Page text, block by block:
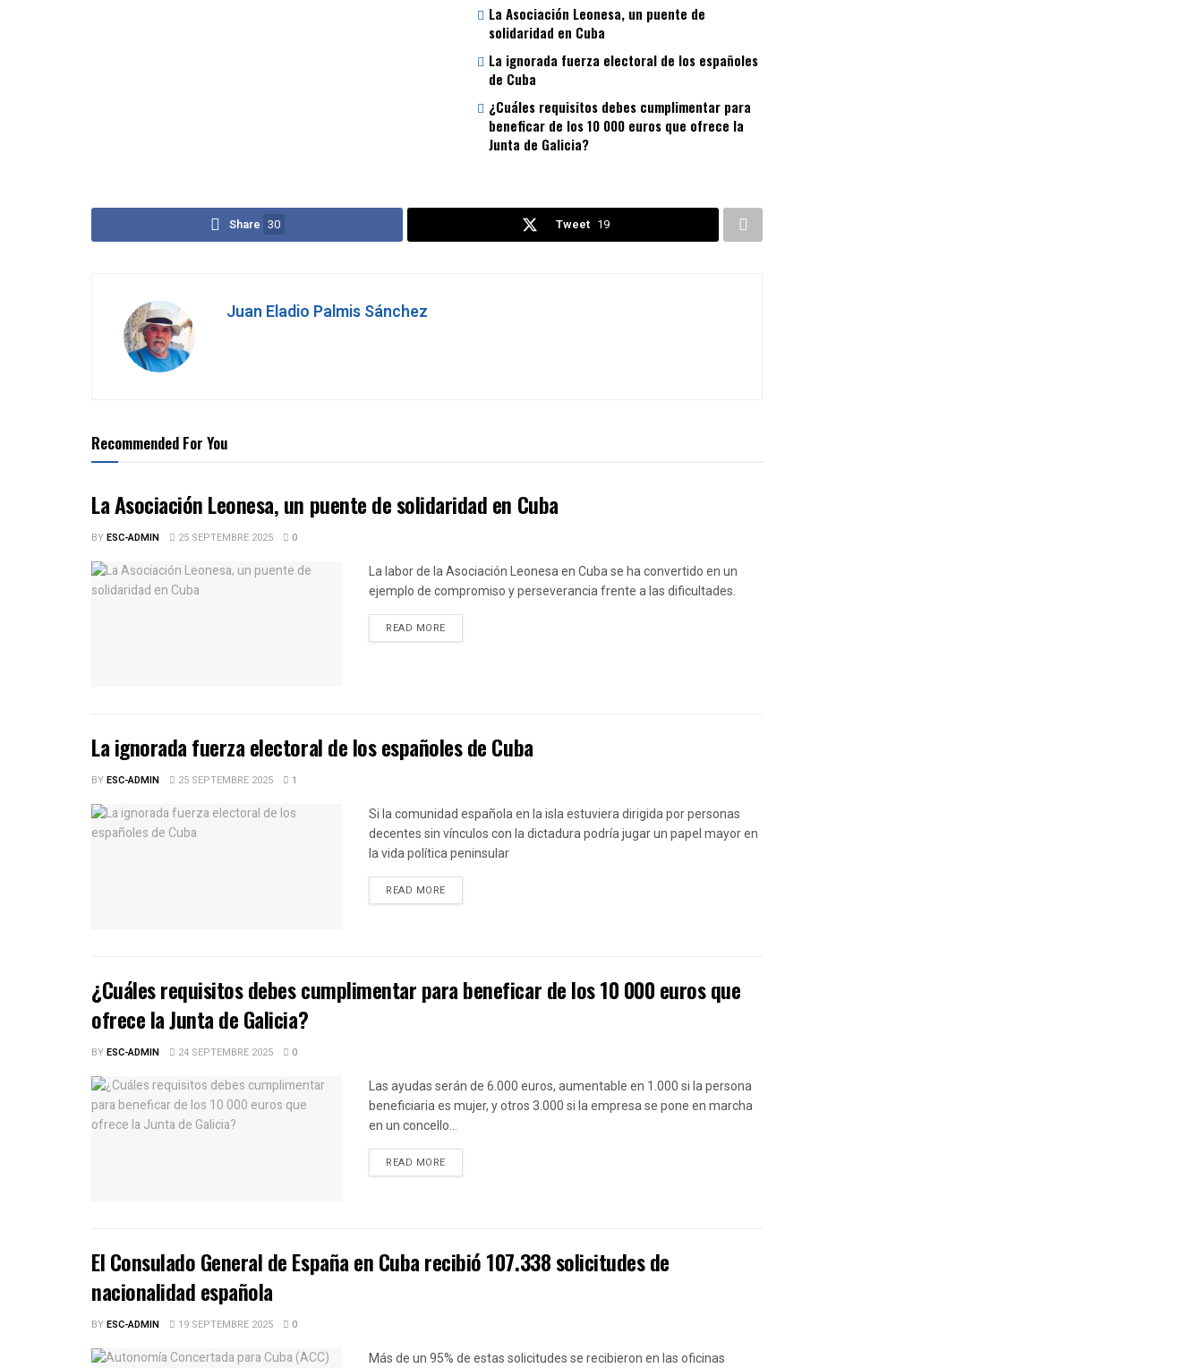
La Asociación Leonesa, un puente de
solidaridad en Cuba
La ignorada fuerza electoral de los españoles
de Cuba
¿Cuáles requisitos debes cumplimentar para
beneficar de los 10 000 euros que ofrece la
Junta de Galicia?
Share 30 Tweet 19
Juan Eladio Palmis Sánchez
Recommended For You
La Asociación Leonesa, un puente de solidaridad en Cuba
BYESC-ADMIN 25 SEPTEMBRE 2025 0
La labor de la Asociación Leonesa en Cuba se ha convertido en un
ejemplo de compromiso y perseverancia frente a las dificultades.
READ MOREDETAILS
La ignorada fuerza electoral de los españoles de Cuba
BYESC-ADMIN 25 SEPTEMBRE 2025 1
Si la comunidad española en la isla estuviera dirigida por personas
decentes sin vínculos con la dictadura podría jugar un papel mayor en
la vida política peninsular
READ MOREDETAILS
¿Cuáles requisitos debes cumplimentar para beneficar de los 10 000 euros que
ofrece la Junta de Galicia?
BYESC-ADMIN 24 SEPTEMBRE 2025 0
Las ayudas serán de 6.000 euros, aumentable en 1.000 si la persona
beneficiaria es mujer, y otros 3.000 si la empresa se pone en marcha
en un concello...
READ MOREDETAILS
El Consulado General de España en Cuba recibió 107.338 solicitudes de
nacionalidad española
BYESC-ADMIN 19 SEPTEMBRE 2025 0
Más de un 95% de estas solicitudes se recibieron en las oficinas